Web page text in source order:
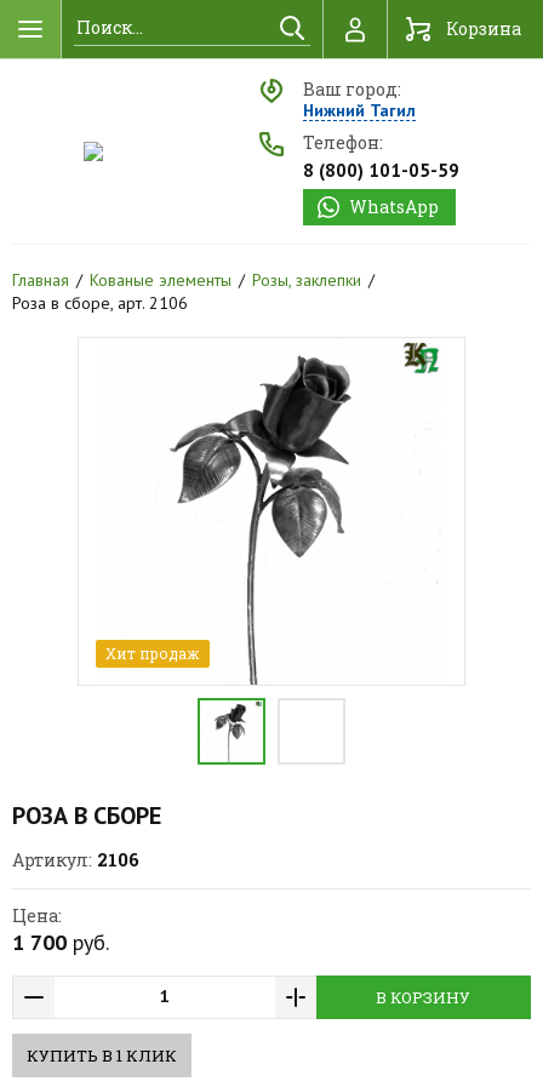
Найти Корзина
Ваш город:
Нижний Тагил
Телефон:
8 (800) 101-05-59
WhatsApp
Главная Кованые элементы
Розы, заклепки
Роза в сборе, арт. 2106
РОЗА В СБОРЕ
Артикул: 2106
Цена:
1 700 руб.
КУПИТЬ В 1 КЛИК
В КОРЗИНУ
Хит продаж